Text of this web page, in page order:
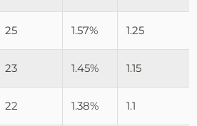
25 1.57% 1.25
23 1.45% 1.15
22 1.38% 1.1